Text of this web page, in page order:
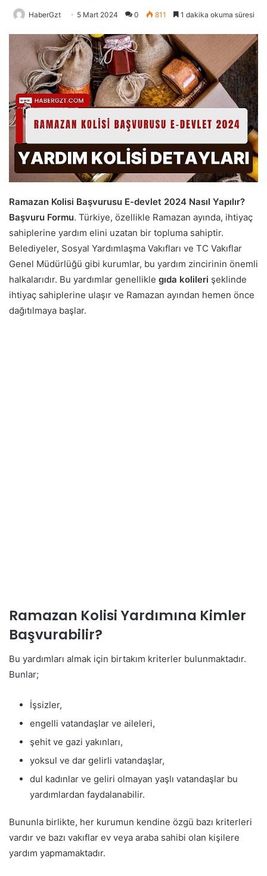
HaberGzt 5 Mart 2024 0 811 1 dakika okuma süresi
Ramazan Kolisi Başvurusu E-devlet 2024 Nasıl Yapılır?
Başvuru Formu. Türkiye, özellikle Ramazan ayında, ihtiyaç
sahiplerine yardım elini uzatan bir topluma sahiptir.
Belediyeler, Sosyal Yardımlaşma Vakıfları ve TC Vakıflar
Genel Müdürlüğü gibi kurumlar, bu yardım zincirinin önemli
halkalarıdır. Bu yardımlar genellikle gıda kolileri şeklinde
ihtiyaç sahiplerine ulaşır ve Ramazan ayından hemen önce
dağıtılmaya başlar.
Ramazan Kolisi Yardımına Kimler
Başvurabilir?
Bu yardımları almak için birtakım kriterler bulunmaktadır.
Bunlar;
İşsizler,
engelli vatandaşlar ve aileleri,
şehit ve gazi yakınları,
yoksul ve dar gelirli vatandaşlar,
dul kadınlar ve geliri olmayan yaşlı vatandaşlar bu
yardımlardan faydalanabilir.
Bununla birlikte, her kurumun kendine özgü bazı kriterleri
vardır ve bazı vakıflar ev veya araba sahibi olan kişilere
yardım yapmamaktadır.